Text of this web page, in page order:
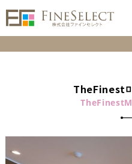
TheFinest